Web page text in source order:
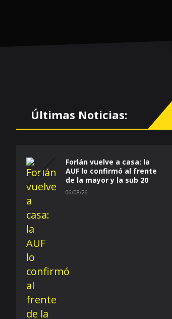
Últimas Noticias:
Forlán vuelve a casa: la
AUF lo confirmó al frente
de la mayor y la sub 20
06/08/26